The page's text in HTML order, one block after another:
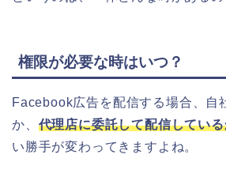
権限が必要な時はいつ？
Facebook広告を配信する場合、自
か、 代理店に委託して配信してい
い勝手が変わってきますよね。